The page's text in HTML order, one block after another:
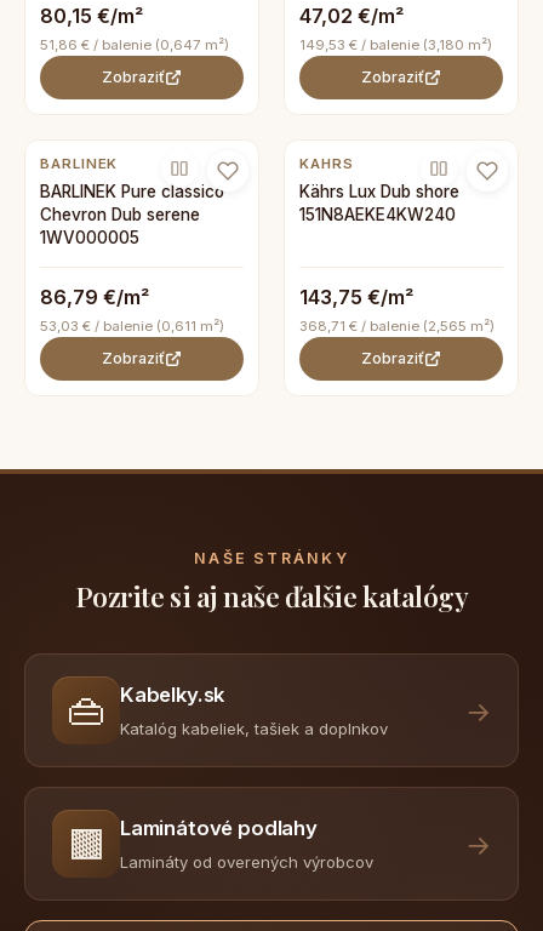
80,15 €/m²
51,86 € / balenie (0,647 m²)
Zobraziť
47,02 €/m²
149,53 € / balenie (3,180 m²)
Zobraziť
BARLINEK
BARLINEK Pure classico
Chevron Dub serene
1WV000005
86,79 €/m²
53,03 € / balenie (0,611 m²)
Zobraziť
KAHRS
Kährs Lux Dub shore
151N8AEKE4KW240
143,75 €/m²
368,71 € / balenie (2,565 m²)
Zobraziť
NAŠE STRÁNKY
Pozrite si aj naše ďalšie katalógy
👜 Kabelky.sk
Katalóg kabeliek, tašiek a doplnkov
→
🟫 Laminátové podlahy
Lamináty od overených výrobcov
→